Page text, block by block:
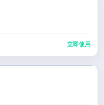
立即使用